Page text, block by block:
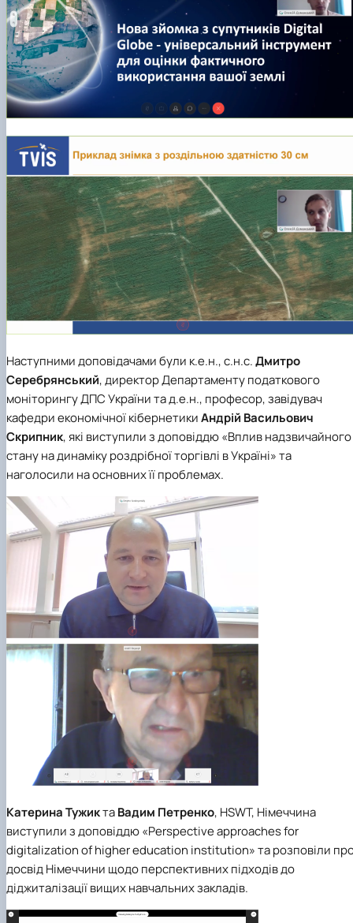
Наступними доповідачами були к.е.н., с.н.с.Дмитро
Серебрянський, директор Департаменту податкового
моніторингу ДПС України та д.е.н., професор, завідувач
кафедри економічної кібернетикиАндрій Васильович
Скрипник, які виступили з доповіддю «Вплив надзвичайного
стану на динаміку роздрібної торгівлі в Україні» та
наголосили на основних її проблемах.
Катерина ТужиктаВадим Петренко, HSWT, Німеччина
виступили з доповіддю «Perspective approaches for
digitalization of higher education institution» та розповіли
досвід Німеччини щодо перспективних підходів до
діджиталізації вищих навчальних закладів.